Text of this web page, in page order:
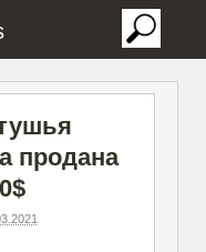
продана